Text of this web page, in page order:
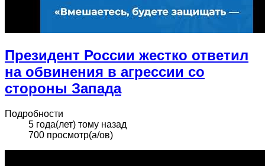
Президент России жестко ответил
на обвинения в агрессии со
стороны Запада
Подробности
5 года(лет) тому назад
700 просмотр(а/ов)